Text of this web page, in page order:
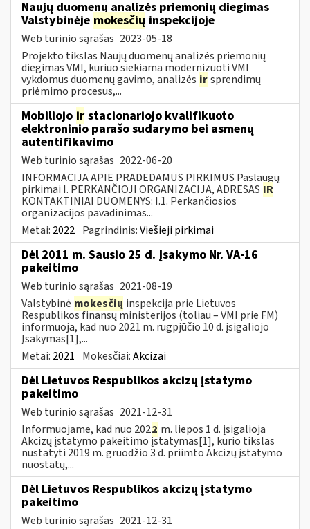
Naujų duomenų analizės priemonių diegimas
Valstybinėje mokesčių inspekcijoje
Web turinio sąrašas 2023-05-18
Projekto tikslas Naujų duomenų analizės priemonių
diegimas VMI, kuriuo siekiama modernizuoti VMI
vykdomus duomenų gavimo, analizės irsprendimų
priėmimo procesus,...
Mobiliojo ir stacionariojo kvalifikuoto
elektroninio parašo sudarymo bei asmenų
autentifikavimo
Web turinio sąrašas 2022-06-20
INFORMACIJA APIE PRADEDAMUS PIRKIMUS Paslaugų
pirkimai I. PERKANČIOJI ORGANIZACIJA, ADRESAS IR
KONTAKTINIAI DUOMENYS: I.1. Perkančiosios
organizacijos pavadinimas...
Metai: 2022 Pagrindinis:Viešieji pirkimai
Dėl 2011 m. Sausio 25 d. Įsakymo Nr. VA-16
pakeitimo
Web turinio sąrašas 2021-08-19
Valstybinė mokesčių inspekcija prie Lietuvos
Respublikos finansų ministerijos (toliau – VMI prie FM)
informuoja, kad nuo 2021 m. rugpjūčio 10 d. įsigaliojo
Įsakymas[1],...
Metai: 2021 Mokesčiai:Akcizai
Dėl Lietuvos Respublikos akcizų įstatymo
pakeitimo
Web turinio sąrašas 2021-12-31
Informuojame, kad nuo 2022 m. liepos 1 d. įsigalioja
Akcizų įstatymo pakeitimo įstatymas[1], kurio tikslas
nustatyti 2019 m. gruodžio 3 d. priimto Akcizų įstatymo
nuostatų,...
Dėl Lietuvos Respublikos akcizų įstatymo
pakeitimo
Web turinio sąrašas 2021-12-31